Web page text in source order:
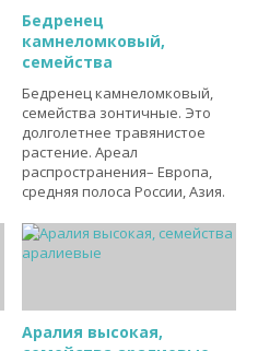
Бедренец
камнеломковый,
семейства
Бедренец камнеломковый,
семейства зонтичные. Это
долголетнее травянистое
растение. Ареал
распространения– Европа,
средняя полоса России, Азия.
Аралия высокая,